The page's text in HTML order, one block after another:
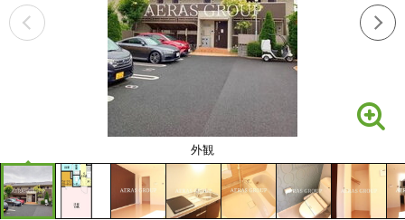
外観